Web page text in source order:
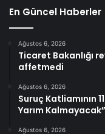
En Güncel Haberler
Ağustos 6, 2026
Ticaret Bakanlığı
affetmedi
Ağustos 6, 2026
Suruç Katliamının
Yarım
Ağustos 6, 2026